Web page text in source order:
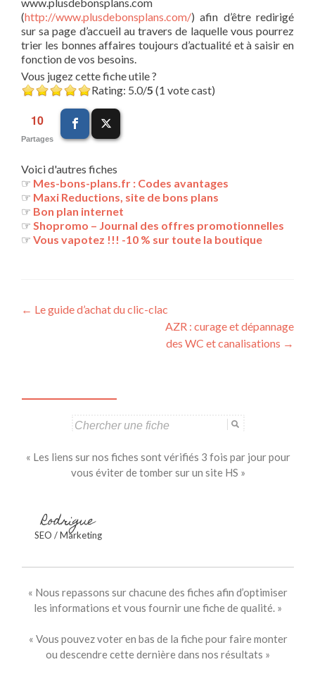
(http://www.plusdebonsplans.com/) afin d’être redirigé
sur sa page d’accueil au travers de laquelle vous pourrez
trier les bonnes affaires toujours d’actualité et à saisir en
fonction de vos besoins.
Vous jugez cette fiche utile ?
Rating: 5.0/5 (1 vote cast)
10
Partages
Voici d'autres fiches
☞ Mes-bons-plans.fr : Codes avantages
☞ Maxi Reductions, site de bons plans
☞ Bon plan internet
☞ Shopromo – Journal des offres promotionnelles
☞ Vous vapotez !!! -10 % sur toute la boutique
Navigation
← Le guide d’achat du clic-clac
AZR : curage et dépannage
des WC et canalisations →
« Les liens sur nos fiches sont vérifiés 3 fois par jour pour
vous éviter de tomber sur un site HS »
Rodrigue
SEO / Marketing
« Nous repassons sur chacune des fiches afin d’optimiser
les informations et vous fournir une fiche de qualité. »
« Vous pouvez voter en bas de la fiche pour faire monter
ou descendre cette dernière dans nos résultats »